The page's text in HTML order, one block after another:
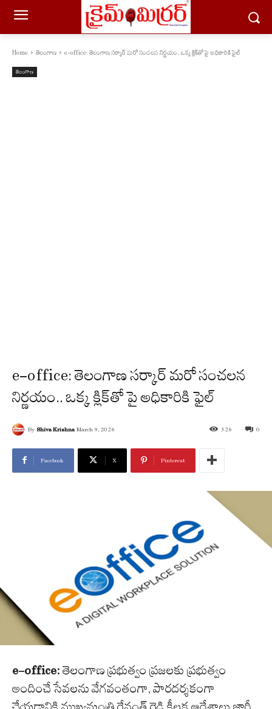
Home తెలంగాణ e-office: తెలంగాణ సర్కార్ మరో సంచలన నిర్ణయం.. ఒక్క క్లిక్‌తో పై అధికారికి ఫైల్
తెలంగాణ
e-office: తెలంగాణ సర్కార్ మరో సంచలన
నిర్ణయం.. ఒక్క క్లిక్‌తో పై అధికారికి ఫైల్
By Shiva Krishna March 9, 2026 0
326
Facebook X Pinterest
e-office:తెలంగాణ ప్రభుత్వం ప్రజలకు ప్రభుత్వం
అందించే సేవలను వేగవంతంగా, పారదర్శకంగా